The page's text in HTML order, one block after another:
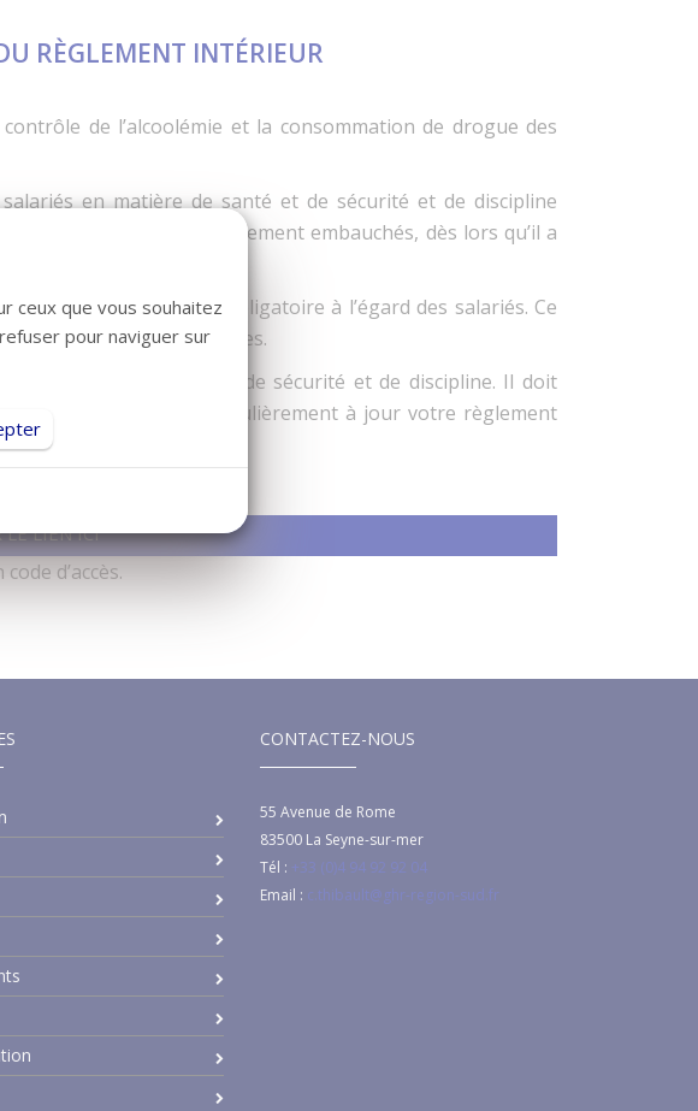
RÈGLEMENT INTÉRIEUR
de l’alcoolémie et la consommation de drogue des
en matière de santé et de sécurité et de discipline
ainsi qu’à ceux ultérieurement embauchés, dès lors qu’il a
dépourvu de force obligatoire à l’égard des salariés. Ce
générales et permanentes.
questions d’hygiène, de sécurité et de discipline. Il doit
important de mettre régulièrement à jour votre règlement
LE LIEN ICI
d’accès.
CONTACTEZ-NOUS
55 Avenue de Rome
83500 La Seyne-sur-mer
Tél : +33 (0)4 94 92 92 04
Email : c.thibault@ghr-region-sud.fr
ceux que vous souhaitez
pour naviguer sur